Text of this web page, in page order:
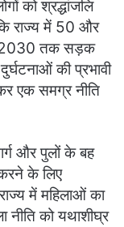
को श्रद्धांजलि
राज्य में 50 और
2030 तक सड़क
की प्रभावी
एक समग्र नीति
और पुलों के बह
के लिए
में महिलाओं का
नीति को यथाशीघ्र